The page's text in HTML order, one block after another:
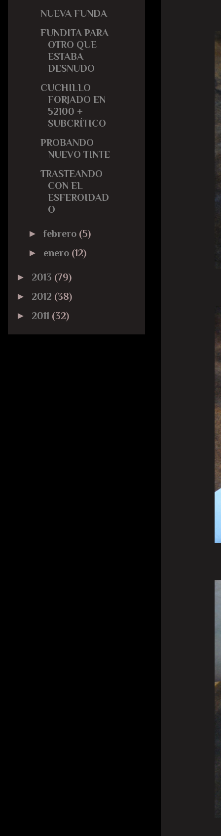
NUEVA FUNDA
FUNDITA PARA
OTRO QUE
ESTABA
DESNUDO
CUCHILLO
FORJADO EN
52100 +
SUBCRÍTICO
PROBANDO
NUEVO TINTE
TRASTEANDO
CON EL
ESFEROIDAD
O
► febrero (5)
► enero (12)
► 2013 (79)
► 2012 (38)
► 2011 (32)